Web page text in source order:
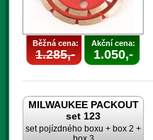
Běžná cena:
1.285,-
Akční cena:
1.050,-
MILWAUKEE PACKOUT
set 123
set pojízdného boxu + box 2 +